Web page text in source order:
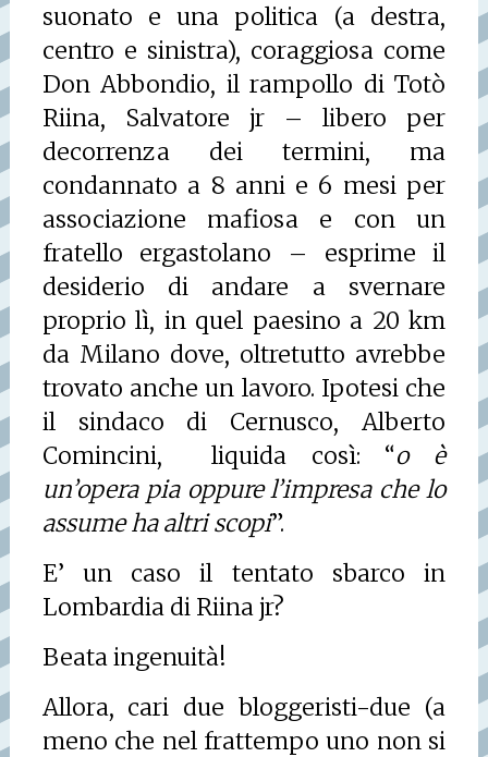
suonato e una politica (a destra,
centro e sinistra), coraggiosa come
Don Abbondio, il rampollo di Totò
Riina, Salvatore jr – libero per
decorrenza dei termini, ma
condannato a 8 anni e 6 mesi per
associazione mafiosa e con un
fratello ergastolano – esprime il
desiderio di andare a svernare
proprio lì, in quel paesino a 20 km
da Milano dove, oltretutto avrebbe
trovato anche un lavoro. Ipotesi che
il sindaco di Cernusco, Alberto
Comincini,
liquida così: “o è
un’opera pia oppure l’impresa che lo
assume ha altri scopi”.
E’ un caso il tentato sbarco in
Lombardia di Riina jr?
Beata ingenuità!
Allora, cari due bloggeristi-due (a
meno che nel frattempo uno non si